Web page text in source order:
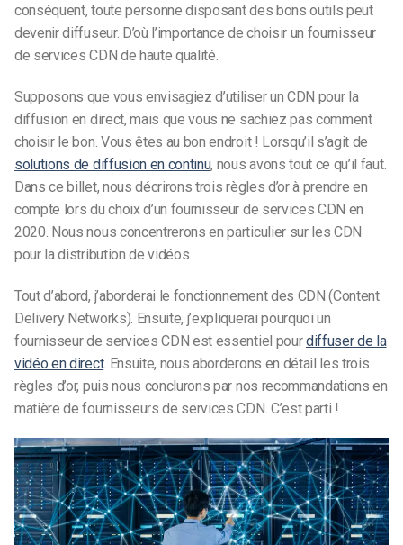
conséquent, toute personne disposant des bons outils peut
devenir diffuseur. D’où l’importance de choisir un fournisseur
de services CDN de haute qualité.
Supposons que vous envisagiez d’utiliser un CDN pour la
diffusion en direct, mais que vous ne sachiez pas comment
choisir le bon. Vous êtes au bon endroit ! Lorsqu’il s’agit de
solutions de diffusion en continu, nous avons tout ce qu’il faut.
Dans ce billet, nous décrirons trois règles d’or à prendre en
compte lors du choix d’un fournisseur de services CDN en
2020. Nous nous concentrerons en particulier sur les CDN
pour la distribution de vidéos.
Tout d’abord, j’aborderai le fonctionnement des CDN (Content
Delivery Networks). Ensuite, j’expliquerai pourquoi un
fournisseur de services CDN est essentiel pourdiffuser de la
vidéo en direct. Ensuite, nous aborderons en détail les trois
règles d’or, puis nous conclurons par nos recommandations en
matière de fournisseurs de services CDN. C’est parti !